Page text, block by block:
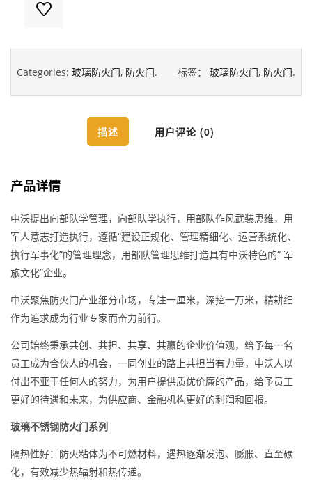
Categories: 玻璃防火门, 防火门. 标签： 玻璃防火门, 防火门.
描述 用户评论 (0)
产品详情
中沃提出向部队学管理，向部队学执行，用部队作风武装思维，用
军人意志打造执行，遵循“建设正规化、管理精细化、运营系统化、
执行军事化”的管理理念，用部队管理思维打造具有中沃特色的“ 军
旅文化”企业。
中沃聚焦防火门产业细分市场，专注一厘米，深挖一万米，精耕细
作为追求成为行业专家而奋力前行。
公司始终秉承共创、共担、共享、共赢的企业价值观，给予每一名
员工成为合伙人的机会，一同创业的路上共担当有力量，中沃人以
付出不亚于任何人的努力，为用户提供质优价廉的产品，给予员工
更好的待遇和未来，为供应商、金融机构更好的利润和回报。
玻璃不锈钢防火门系列
隔热性好：防火粘体为不可燃材料，遇热逐渐发泡、膨胀、直至碳
化，有效减少热辐射和热传递。